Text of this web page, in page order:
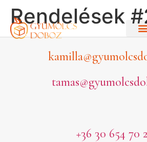
Rendelések
+36 30 654 70